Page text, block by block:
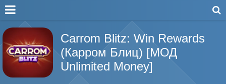
Carrom Blitz: Win Rewards
(Карром Блиц) [МОД
Unlimited Money]